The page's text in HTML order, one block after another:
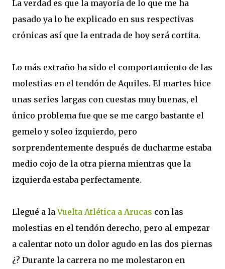
La verdad es que la mayoría de lo que me ha
pasado ya lo he explicado en sus respectivas
crónicas así que la entrada de hoy será cortita.
Lo más extraño ha sido el comportamiento de las
molestias en el tendón de Aquiles. El martes hice
unas series largas con cuestas muy buenas, el
único problema fue que se me cargo bastante el
gemelo y soleo izquierdo, pero
sorprendentemente después de ducharme estaba
medio cojo de la otra pierna mientras que la
izquierda estaba perfectamente.
Llegué a laVuelta Atlética a Arucas con las
molestias en el tendón derecho, pero al empezar
a calentar noto un dolor agudo en las dos piernas
¿? Durante la carrera no me molestaron en